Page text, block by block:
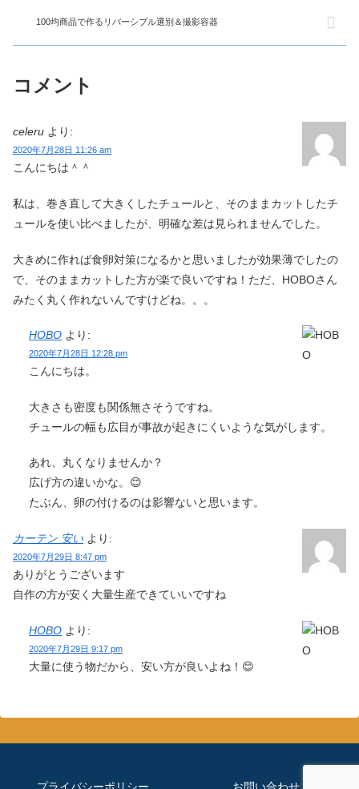
100均商品で作るリバーシブル選別＆撮影容器
コメント
celeru より:
2020年7月28日 11:26 am
こんにちは＾＾
私は、巻き直して大きくしたチュールと、そのままカットしたチ
ュールを使い比べましたが、明確な差は見られませんでした。
大きめに作れば食卵対策になるかと思いましたが効果薄でしたの
で、そのままカットした方が楽で良いですね！ただ、HOBOさん
みたく丸く作れないんですけどね。。。
HOBO より:
2020年7月28日 12:28 pm
こんにちは。
大きさも密度も関係無さそうですね。
チュールの幅も広目が事故が起きにくいような気がします。
あれ、丸くなりませんか？
広げ方の違いかな。😊
たぶん、卵の付けるのは影響ないと思います。
カーテン 安い より:
2020年7月29日 8:47 pm
ありがとうございます
自作の方が安く大量生産できていいですね
HOBO より:
2020年7月29日 9:17 pm
大量に使う物だから、安い方が良いよね！😊